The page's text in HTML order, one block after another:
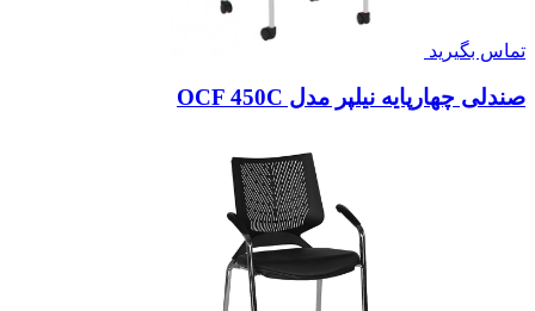
تماس بگیرید
صندلی چهارپایه نیلپر مدل OCF 450C